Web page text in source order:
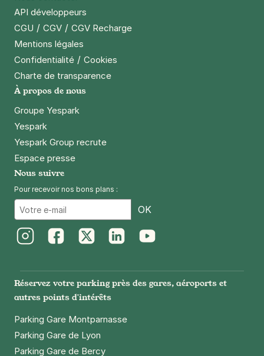
API développeurs
CGU / CGV / CGV Recharge
Mentions légales
Confidentialité / Cookies
Charte de transparence
À propos de nous
Groupe Yespark
Yespark
Yespark Group recrute
Espace presse
Nous suivre
Pour recevoir nos bons plans :
OK
Réservez votre parking près des gares, aéroports et
autres points d'intérêts
Parking Gare Montparnasse
Parking Gare de Lyon
Parking Gare de Bercy